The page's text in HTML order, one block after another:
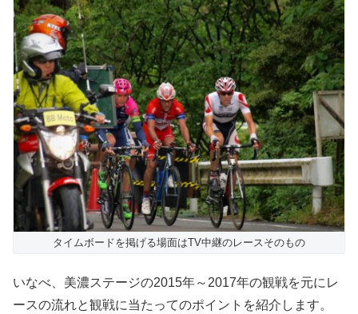
タイムボードを掲げる場面はTV中継のレースそのもの
いなべ、美濃ステージの2015年～2017年の観戦を元にレ
ースの流れと観戦に当たってのポイントを紹介します。